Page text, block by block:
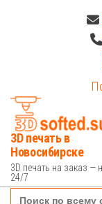
3D печать в
Новосибирске
3D печать на заказ —
24/7
Search